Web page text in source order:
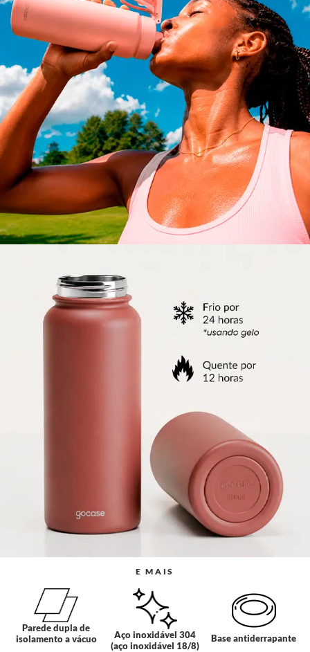
E MAIS
Parede dupla de
isolamento a vácuo
Aço inoxidável 304
(aço inoxidável 18/8)
Base antiderrapante